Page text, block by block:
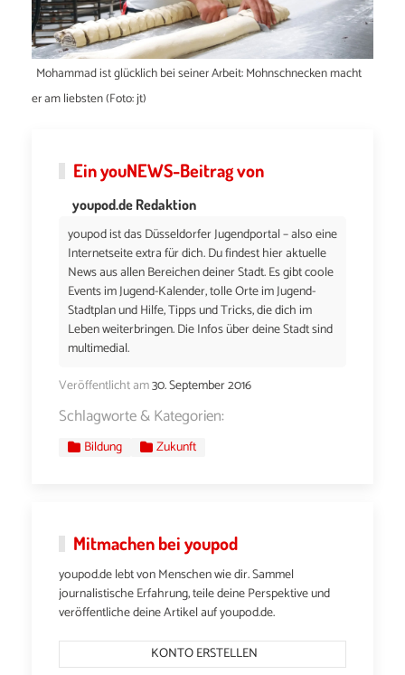
Mohammad ist glücklich bei seiner Arbeit: Mohnschnecken macht
er am liebsten (Foto: jt)
EinyouNEWS-Beitrag von
youpod.de Redaktion
youpod ist das Düsseldorfer Jugendportal – also eine
Internetseite extra für dich. Du findest hier aktuelle
News aus allen Bereichen deiner Stadt. Es gibt coole
Events im Jugend-Kalender, tolle Orte im Jugend-
Stadtplan und Hilfe, Tipps und Tricks, die dich im
Leben weiterbringen. Die Infos über deine Stadt sind
multimedial.
Veröffentlicht am30. September 2016
Schlagworte & Kategorien:
Bildung Zukunft
Mitmachen bei youpod
youpod.de lebt von Menschen wie dir. Sammel
journalistische Erfahrung, teile deine Perspektive und
veröffentliche deine Artikel auf youpod.de.
KONTO ERSTELLEN